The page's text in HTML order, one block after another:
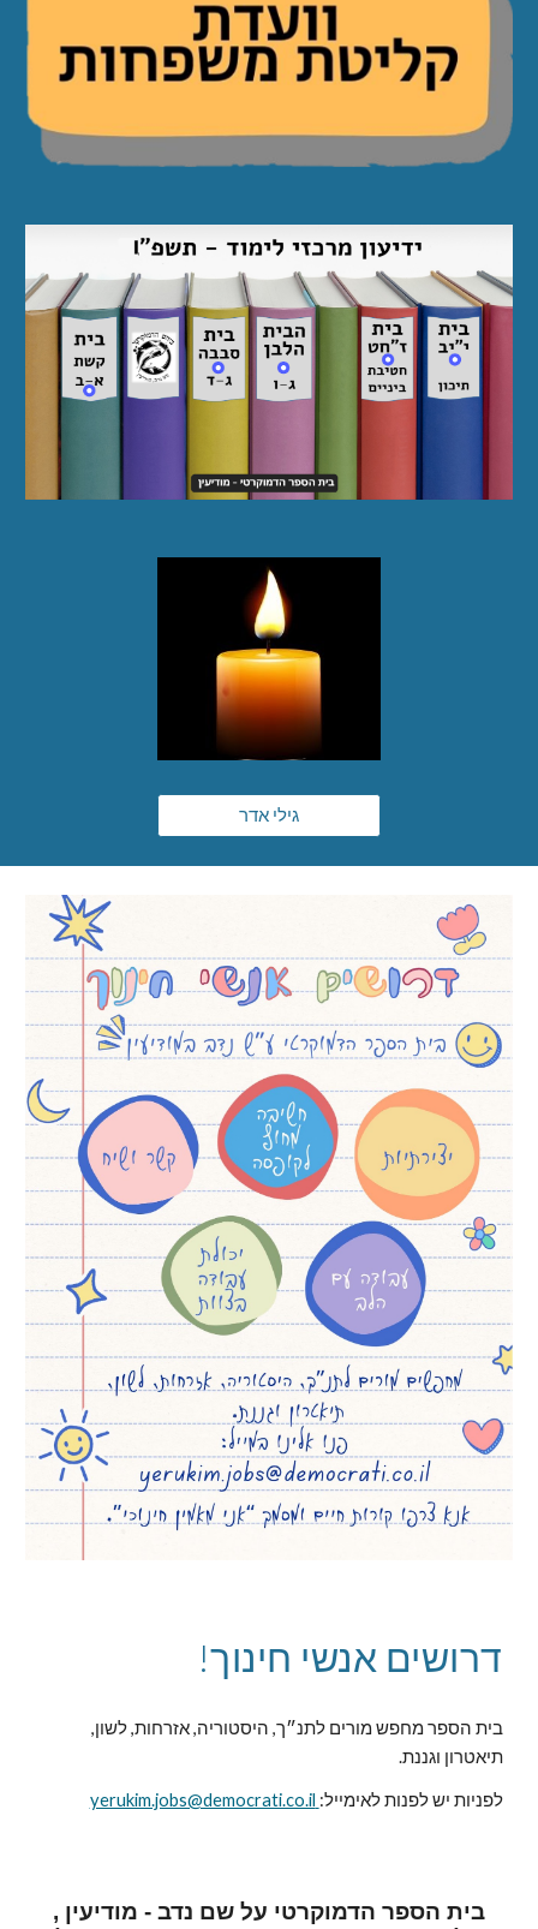
גילי אדר
דרושים אנשי חינוך!
בית הספר מחפש מורים לתנ״ך, היסטוריה, אזרחות, לשון,
תיאטרון וגננת.
לפניות יש לפנות לאימייל:
בית הספר הדמוקרטי על שם נדב - מודיעין ,